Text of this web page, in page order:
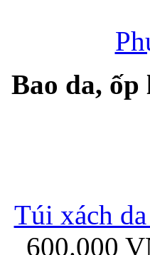
Túi đựng iPad
Bao da,
Túi xách
600.000